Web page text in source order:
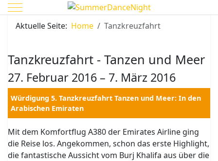
Mobile Menu Toggle
Aktuelle Seite: Home Tanzkreuzfahrt
Tanzkreuzfahrt - Tanzen und Meer
27. Februar 2016 – 7. März 2016
Würdigung 5. Tanzkreuzfahrt Tanzen und Meer: In den
Arabischen Emiraten
Mit dem Komfortflug A380 der Emirates Airline ging
die Reise los. Angekommen, schon das erste Highlight,
die fantastische Aussicht vom Burj Khalifa aus über die